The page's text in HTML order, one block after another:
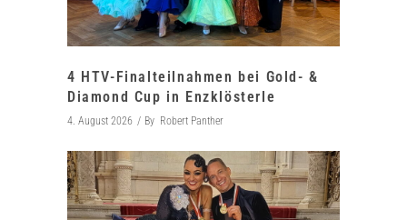
4 HTV-Finalteilnahmen bei Gold- &
Diamond Cup in Enzklösterle
4. August 2026 By Robert Panther